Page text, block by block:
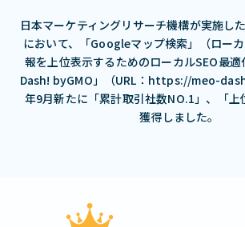
日本マーケティングリサーチ機構が実施し
において、「Googleマップ検索」（ロー
報を上位表示するためのローカルSEO最適
Dash! byGMO」（URL：https://meo-
年9月新たに「累計取引社数NO.1」、「
獲得しました。